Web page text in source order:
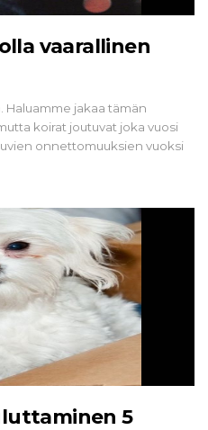
vaarallinen
Haluamme jakaa tämän
koirat joutuvat joka vuosi
onnettomuuksien vuoksi
5